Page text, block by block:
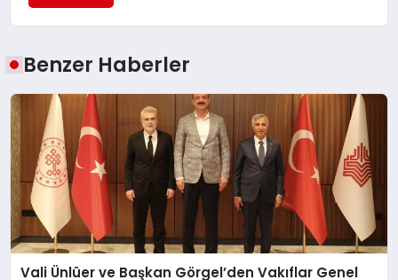
Benzer Haberler
Vali Ünlüer ve Başkan Görgel’den Vakıflar Genel